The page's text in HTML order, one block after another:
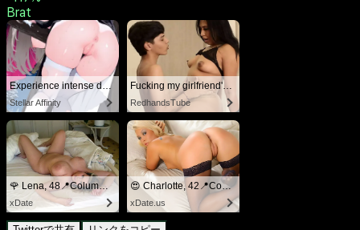
Vanilla
-87%
Submissive
-117%
Degradee
-117%
Prey
-117%
Brat
Experience intense desire for girls anytime, anywhere.
Stellar Affinity
Fucking my girlfriend's hot mommy by mistake
RedhandsTube